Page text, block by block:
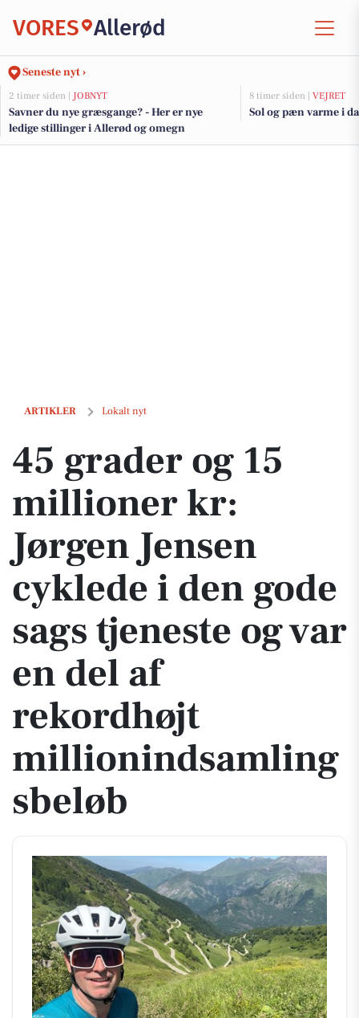
VORES Allerød
Seneste nyt ›
2 timer siden | JOBNYT
Savner du nye græsgange? - Her er nye
ledige stillinger i Allerød og omegn
8 timer siden | VEJRET
Sol og pæn varme i
ARTIKLER Lokalt nyt
45 grader og 15 millioner kr: Jørgen Jensen cyklede i den gode
45 grader og 15
millioner kr:
Jørgen Jensen
cyklede i den gode
sags tjeneste og var
en del af
rekordhøjt
millionindsamling
sbeløb